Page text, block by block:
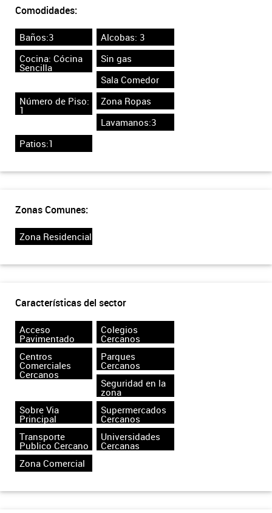
Comodidades:
Baños:3
Alcobas: 3
Cocina: Cócina
Sencilla
Sin gas
Sala Comedor
Número de Piso:
1
Zona Ropas
Lavamanos:3
Patios:1
Zonas Comunes:
Zona Residencial
Características del sector
Acceso
Pavimentado
Colegios
Cercanos
Centros
Comerciales
Cercanos
Parques
Cercanos
Seguridad en la
zona
Sobre Via
Principal
Supermercados
Cercanos
Transporte
Publico Cercano
Universidades
Cercanas
Zona Comercial